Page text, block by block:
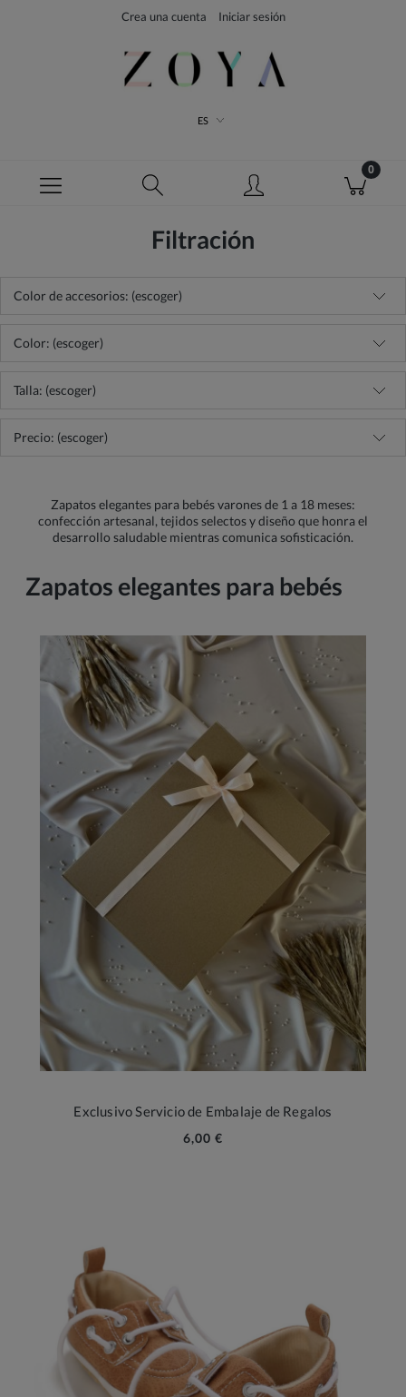
Crea una cuenta Iniciar sesión
ES
Filtración
Color de accesorios: (escoger)
Color: (escoger)
Talla: (escoger)
Precio: (escoger)
Zapatos elegantes para bebés varones de 1 a 18 meses:
confección artesanal, tejidos selectos y diseño que honra el
desarrollo saludable mientras comunica sofisticación.
Zapatos elegantes para bebés
Exclusivo Servicio de Embalaje de Regalos
6,00 €